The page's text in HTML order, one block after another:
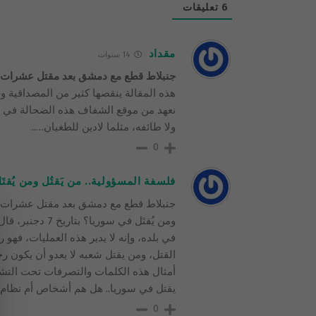
6 تعليقات
مقداد 14 سنوات
جنبلاط قطع مع دمشق بعد مقتل
هذه المقالة ينقصها كثير من
نعهد من موقع الشفاف هذه الضحالة في
ولا طائفه، مثلما لادين للطغيان…..
0
فلسفة المسؤولية.. من يَقتُل ومن
جنبلاط قطع مع دمشق بعد مقتل عشرات
ومن يُقتَل في
في بلده، وإنه لا يدير هذه العمليات،
القتل، ومن يقتل شعبه لا يعدو أن يكون
أمثال هذه الكلمات والتصرفات تحت
يقتل في سوريا.. هل هم أشخاص أم نظام
0